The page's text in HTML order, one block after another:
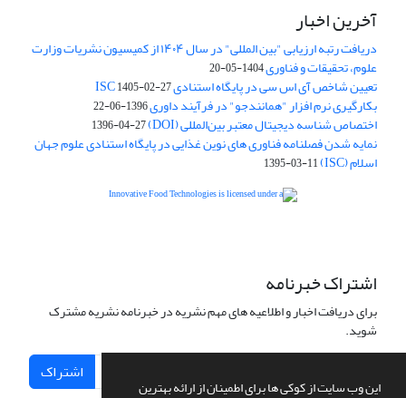
این وب سایت از کوکی ها برای اطمینان از ارائه بهترین
آخرین اخبار
دریافت رتبه ارزیابی "بین المللی" در سال ۱۴۰۴ از کمیسیون نشریات وزارت
علوم، تحقیقات و فناوری1404-05-20
تعیین شاخص آی اس سی در پایگاه استنادی ISC1405-02-27
بکارگیری نرم افزار "همانندجو" در فرآیند داوری1396-06-22
اختصاص شناسه دیجیتال معتبر بین‌المللی (DOI) 1396-04-27
نمایه شدن فصلنامه فناوری های نوین غذایی در پایگاه استنادی علوم جهان
اسلام (ISC) 1395-03-11
اشتراک خبرنامه
برای دریافت اخبار و اطلاعیه های مهم نشریه در خبرنامه نشریه مشترک
شوید.
اشتراک